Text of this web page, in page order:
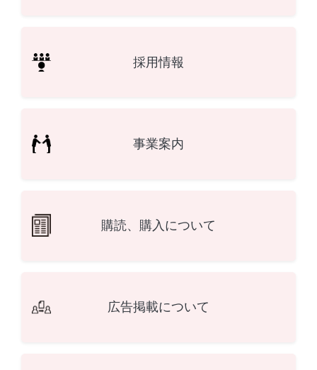
採用情報
事業案内
購読、購入について
広告掲載について